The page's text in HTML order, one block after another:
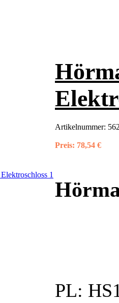
Artikelnummer:
Preis: 78,54 €
PL: